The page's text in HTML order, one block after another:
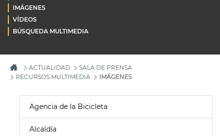
IMÁGENES
VÍDEOS
BÚSQUEDA MULTIMEDIA
ACTUALIDAD
SALA DE PRENSA
RECURSOS MULTIMEDIA
IMÁGENES
Agencia de la Bicicleta
Alcaldía